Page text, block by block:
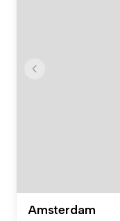
Amsterdam